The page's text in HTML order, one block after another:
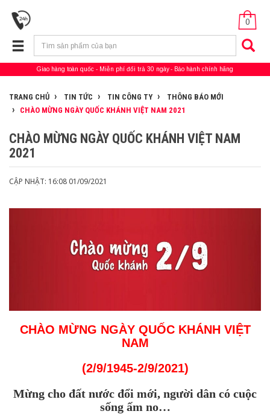
0
Giao hàng toàn quốc Miễn phí đổi trả 30 ngày Bảo hành chính hãng
TRANG CHỦ TIN TỨC TIN CÔNG TY
THÔNG BÁO MỚI
CHÀO MỪNG NGÀY QUỐC KHÁNH VIỆT NAM 2021
CHÀO MỪNG NGÀY QUỐC KHÁNH VIỆT NAM
2021
CẬP NHẬT: 16:08 01/09/2021
CHÀO MỪNG NGÀY QUỐC KHÁNH VIỆT
NAM
(2/9/1945-2/9/2021)
Mừng cho đất nước đổi mới, người dân có cuộc
sống ấm no…